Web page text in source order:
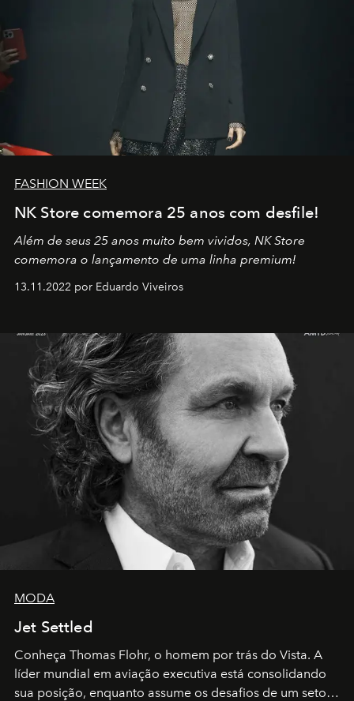
FASHION WEEK
NK Store comemora 25 anos com desfile!
Além de seus 25 anos muito bem vividos, NK Store
comemora o lançamento de uma linha premium!
13.11.2022 por Eduardo Viveiros
MODA
Jet Settled
Conheça Thomas Flohr, o homem por trás do Vista. A
líder mundial em aviação executiva está consolidando
sua posição, enquanto assume os desafios de um setor